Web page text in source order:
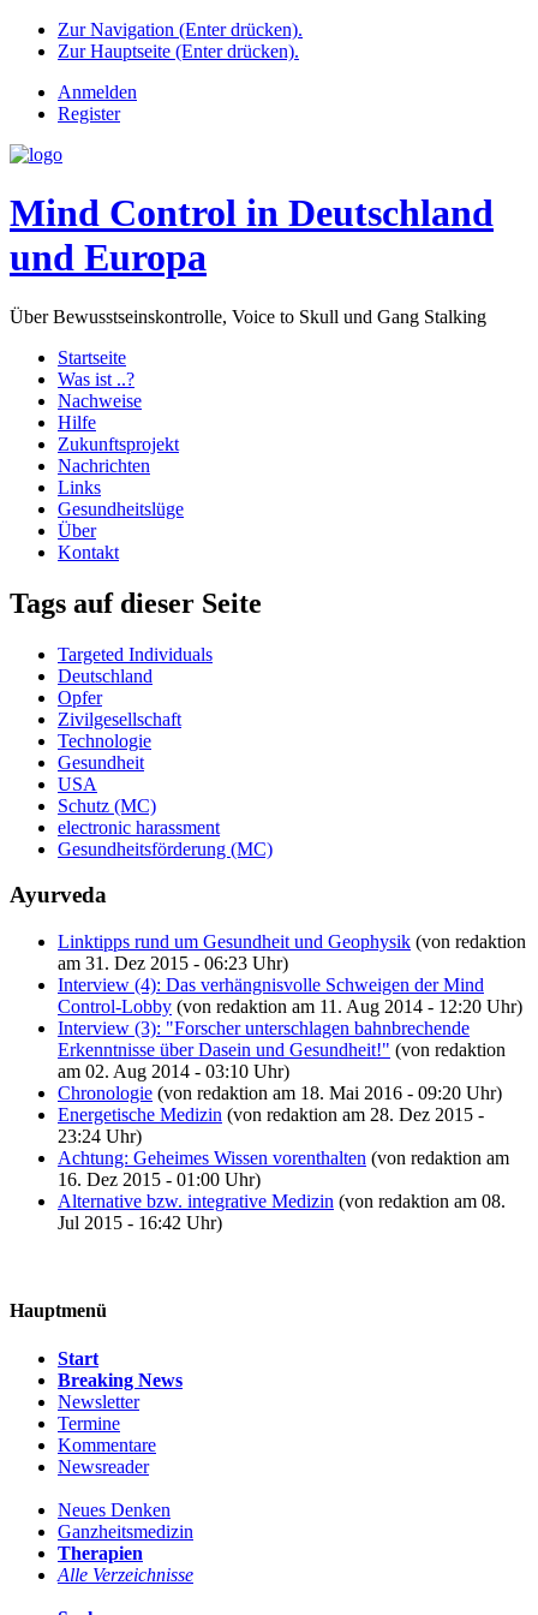
Zur Navigation (Enter drücken).
Zur Hauptseite (Enter drücken).
Anmelden
Register
Mind Control in Deutschland
und Europa
Über Bewusstseinskontrolle, Voice to Skull und Gang Stalking
Startseite
Was ist ..?
Nachweise
Hilfe
Zukunftsprojekt
Nachrichten
Links
Gesundheitslüge
Über
Kontakt
Tags auf dieser Seite
Targeted Individuals
Deutschland
Opfer
Zivilgesellschaft
Technologie
Gesundheit
USA
Schutz (MC)
electronic harassment
Gesundheitsförderung (MC)
Ayurveda
Linktipps rund um Gesundheit und Geophysik (von redaktion
am 31. Dez 2015 - 06:23 Uhr)
Interview (4): Das verhängnisvolle Schweigen der Mind
Control-Lobby (von redaktion am 11. Aug 2014 - 12:20 Uhr)
Interview (3): "Forscher unterschlagen bahnbrechende
Erkenntnisse über Dasein und Gesundheit!" (von redaktion
am 02. Aug 2014 - 03:10 Uhr)
Chronologie (von redaktion am 18. Mai 2016 - 09:20 Uhr)
Energetische Medizin (von redaktion am 28. Dez 2015 -
23:24 Uhr)
Achtung: Geheimes Wissen vorenthalten (von redaktion am
16. Dez 2015 - 01:00 Uhr)
Alternative bzw. integrative Medizin (von redaktion am 08.
Jul 2015 - 16:42 Uhr)
Hauptmenü
Start
Breaking News
Newsletter
Termine
Kommentare
Newsreader
Neues Denken
Ganzheitsmedizin
Therapien
Alle Verzeichnisse